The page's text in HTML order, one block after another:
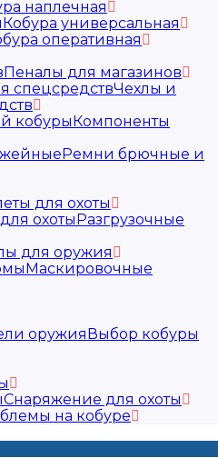
наплечная
Кобура универсальная
оперативная
Пеналы для магазинов
Чехлы и
Компоненты
Ремни брючные и
для охоты
Разгрузочные
для оружия
Маскировочные
Выбор кобуры
Снаряжение для охоты
на кобуре